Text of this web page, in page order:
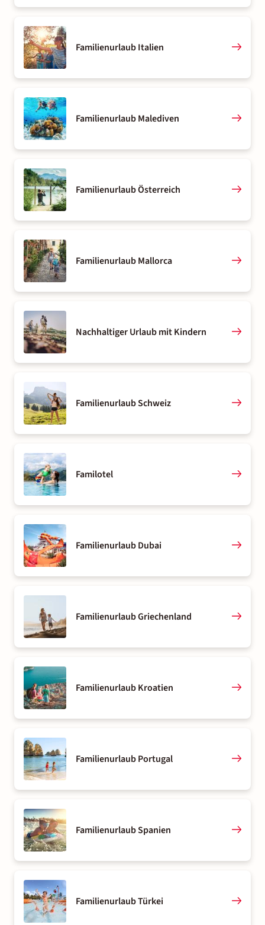
Familienurlaub Italien
Familienurlaub Malediven
Familienurlaub Österreich
Familienurlaub Mallorca
Nachhaltiger Urlaub mit Kindern
Familienurlaub Schweiz
Familotel
Familienurlaub Dubai
Familienurlaub Griechenland
Familienurlaub Kroatien
Familienurlaub Portugal
Familienurlaub Spanien
Familienurlaub Türkei